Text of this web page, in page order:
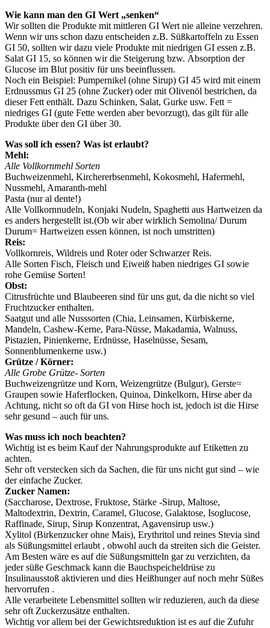
Wie kann man den GI Wert „senken“
Wir sollten die Produkte mit mittleren GI Wert nie alleine verzehren.
Wenn wir uns schon dazu entscheiden z.B. Süßkartoffeln zu Essen
GI 50, sollten wir dazu viele Produkte mit niedrigen GI essen z.B.
Salat GI 15, so können wir die Steigerung bzw. Absorption der
Glucose im Blut positiv für uns beeinflussen.
Noch ein Beispiel: Pumpernikel (ohne Sirup) GI 45 wird mit einem
Erdnussmus GI 25 (ohne Zucker) oder mit Olivenöl bestrichen, da
dieser Fett enthält. Dazu Schinken, Salat, Gurke usw. Fett =
niedriges GI (gute Fette werden aber bevorzugt), das gilt für alle
Produkte über den GI über 30.
Was soll ich essen? Was ist erlaubt?
Mehl:
Alle Vollkornmehl Sorten
Buchweizenmehl, Kirchererbsenmehl, Kokosmehl, Hafermehl,
Nussmehl, Amaranth-mehl
Pasta (nur al dente!)
Alle Vollkornnudeln, Konjaki Nudeln, Spaghetti aus Hartweizen da
es anders hergestellt ist.(Ob wir aber wirklich Semolina/ Durum
Durum= Hartweizen essen können, ist noch umstritten)
Reis:
Vollkornreis, Wildreis und Roter oder Schwarzer Reis.
Alle Sorten Fisch, Fleisch und Eiweiß haben niedriges GI sowie
rohe Gemüse Sorten!
Obst:
Citrusfrüchte und Blaubeeren sind für uns gut, da die nicht so viel
Fruchtzucker enthalten.
Saatgut und alle Nusssorten (Chia, Leinsamen, Kürbiskerne,
Mandeln, Cashew-Kerne, Para-Nüsse, Makadamia, Walnuss,
Pistazien, Pinienkerne, Erdnüsse, Haselnüsse, Sesam,
Sonnenblumenkerne usw.)
Grütze / Körner:
Alle Grobe Grütze- Sorten
Buchweizengrütze und Korn, Weizengrütze (Bulgur), Gerste=
Graupen sowie Haferflocken, Quinoa, Dinkelkorn, Hirse aber da
Achtung, nicht so oft da GI von Hirse hoch ist, jedoch ist die Hirse
sehr gesund – auch für uns.
Was muss ich noch beachten?
Wichtig ist es beim Kauf der Nahrungsprodukte auf Etiketten zu
achten.
Sehr oft verstecken sich da Sachen, die für uns nicht gut sind – wie
der einfache Zucker.
Zucker Namen:
(Saccharose, Dextrose, Fruktose, Stärke -Sirup, Maltose,
Maltodextrin, Dextrin, Caramel, Glucose, Galaktose, Isoglucose,
Raffinade, Sirup, Sirup Konzentrat, Agavensirup usw.)
Xylitol (Birkenzucker ohne Mais), Erythritol und reines Stevia sind
als Süßungsmittel erlaubt , obwohl auch da streiten sich die Geister.
Am Besten wäre es auf die Süßungsmitteln gar zu verzichten, da
jeder süße Geschmack kann die Bauchspeicheldrüse zu
Insulinausstoß aktivieren und dies Heißhunger auf noch mehr Süßes
hervorrufen .
Alle verarbeitete Lebensmittel sollten wir reduzieren, auch da diese
sehr oft Zuckerzusätze enthalten.
Wichtig vor allem bei der Gewichtsreduktion ist es auf die Zufuhr